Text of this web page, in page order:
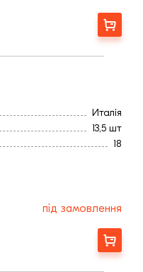
Замовити
Италія
13,5 шт
18
під замовлення
Замовити